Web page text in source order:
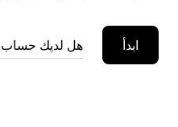
ابدأ هل لديك حساب